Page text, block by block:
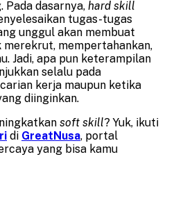
Pada dasarnya, hard skill
tugas-tugas
unggul akan membuat
mempertahankan,
Jadi, apa pun keterampilan
selalu pada
kerja maupun ketika
diinginkan.
soft skill? Yuk, ikuti
di GreatNusa, portal
yang bisa kamu